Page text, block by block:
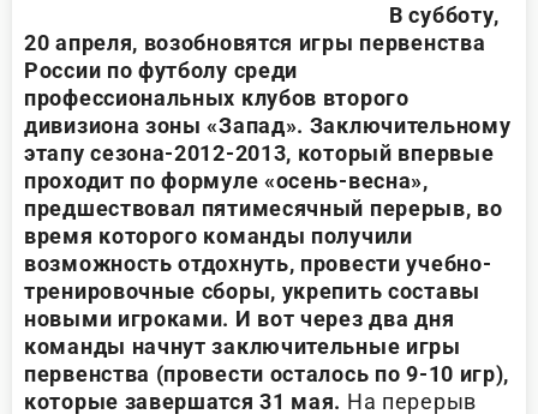
В субботу,
20 апреля, возобновятся игры первенства
России по футболу среди
профессиональных клубов второго
дивизиона зоны «Запад». Заключительному
этапу сезона-2012-2013, который впервые
проходит по формуле «осень-весна»,
предшествовал пятимесячный перерыв, во
время которого команды получили
возможность отдохнуть, провести учебно-
тренировочные сборы, укрепить составы
новыми игроками. И вот через два дня
команды начнут заключительные игры
первенства (провести осталось по 9-10 игр),
которые завершатся 31 мая. На перерыв